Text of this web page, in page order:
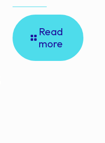
Read
more